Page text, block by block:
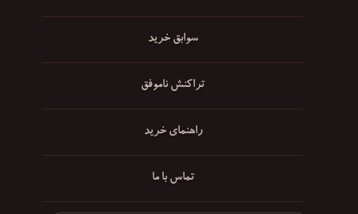
سوابق خرید
تراکنش ناموفق
راهنمای خرید
تماس با ما